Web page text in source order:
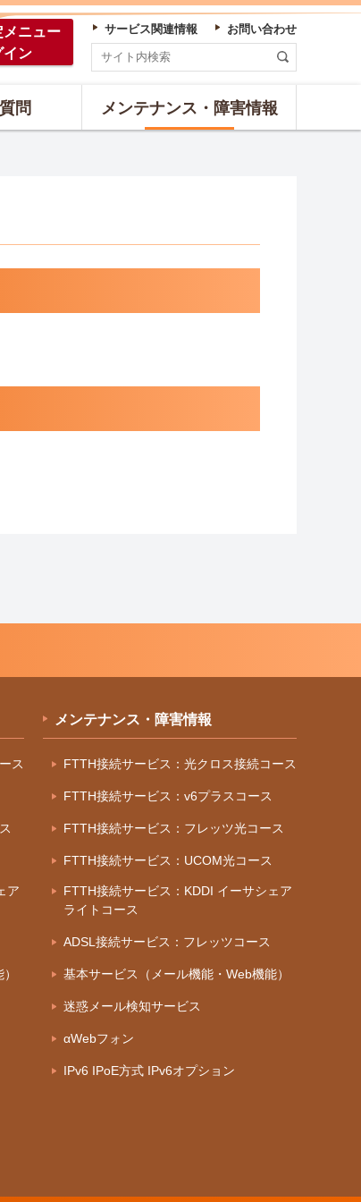
メニュー
イン
問 メンテナンス・障害情報
サービス関連情報 お問い合わせ
ス
ア
メンテナンス・障害情報
FTTH接続サービス：光クロス接続コース
FTTH接続サービス：v6プラスコース
FTTH接続サービス：フレッツ光コース
FTTH接続サービス：UCOM光コース
FTTH接続サービス：KDDI イーサシェア
ライトコース
ADSL接続サービス：フレッツコース
基本サービス（メール機能・Web機能）
迷惑メール検知サービス
αWebフォン
IPv6 IPoE方式 IPv6オプション